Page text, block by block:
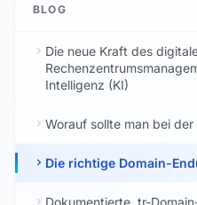
BLOG
Die neue Kraft des
Intelligenz (KI)
Worauf sollte man bei
Die richtige Domain-
Dokumentierte .tr-